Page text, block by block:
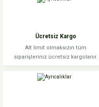
yetersiz gördüğünüz noktaları
Ürün resmi kalitesiz, bozuk
Ürün açıklamasında eksik
Ürün bilgilerinde hatalar
Ücretsiz Kargo
Alt limit olmaksızın tüm
siparişleriniz ücretsiz kargolanır.